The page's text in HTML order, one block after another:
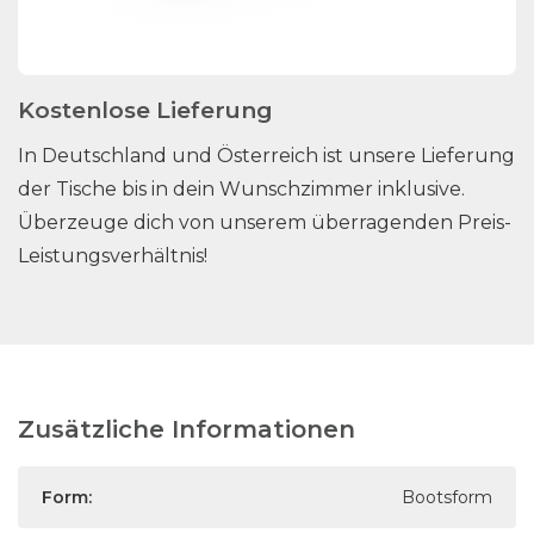
Kostenlose Lieferung
In Deutschland und Österreich ist unsere Lieferung
der Tische bis in dein Wunschzimmer inklusive.
Überzeuge dich von unserem überragenden Preis-
Leistungsverhältnis!
Zusätzliche Informationen
Form: Bootsform